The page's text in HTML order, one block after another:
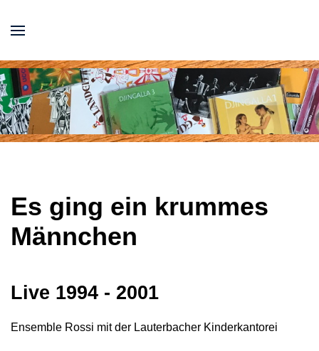
Es ging ein krummes
Männchen
Live 1994 - 2001
Ensemble Rossi mit der Lauterbacher Kinderkantorei